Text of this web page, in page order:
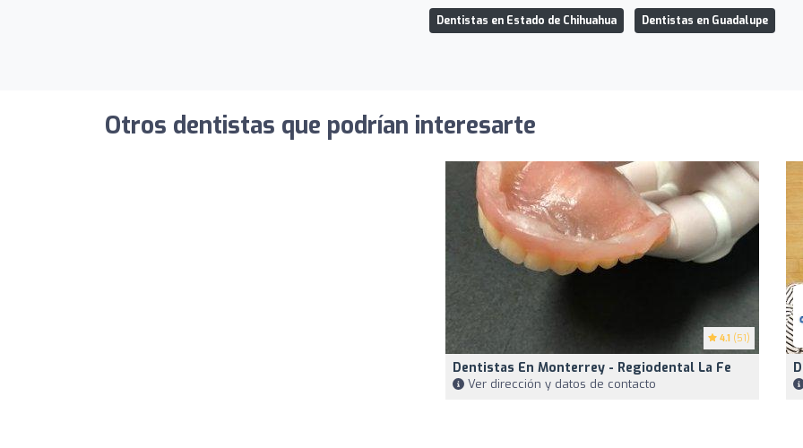
Dentistas en Estado de Chihuahua Dentistas en Guadalupe
Otros dentistas que podrían interesarte
4.1 (51)
Dentistas En Monterrey - Regiodental La Fe
Ver dirección y datos de contacto